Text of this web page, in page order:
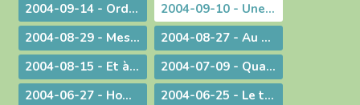
2004-09-14 - Ordination sacerdotale à la Chartreuse de Portes
2004-09-10 - Une année eucharistique, 2005
2004-08-29 - Message aux catholiques de Bourg et des environs
2004-08-27 - Au seuil de la nouvelle année pastorale
2004-08-15 - Et à l'heure de notre mort
2004-07-09 - Quand Dieu est reconduit à la frontière
2004-06-27 - Homélie pour les ordinations
2004-06-25 - Le temps des changements